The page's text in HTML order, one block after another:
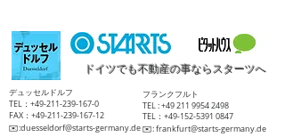
ドイツでも不動産の事ならスターツへ
​デュッセルドルフ
TEL：+49-211-239-167-0
FAX：+49-211-239-167-12
​✉️:duesseldorf@starts-germany.de
​フランクフルト
TEL :+49 211 9954 2498
TEL：+49-152-5391 0847
​✉️:frankfurt@starts-germany.de